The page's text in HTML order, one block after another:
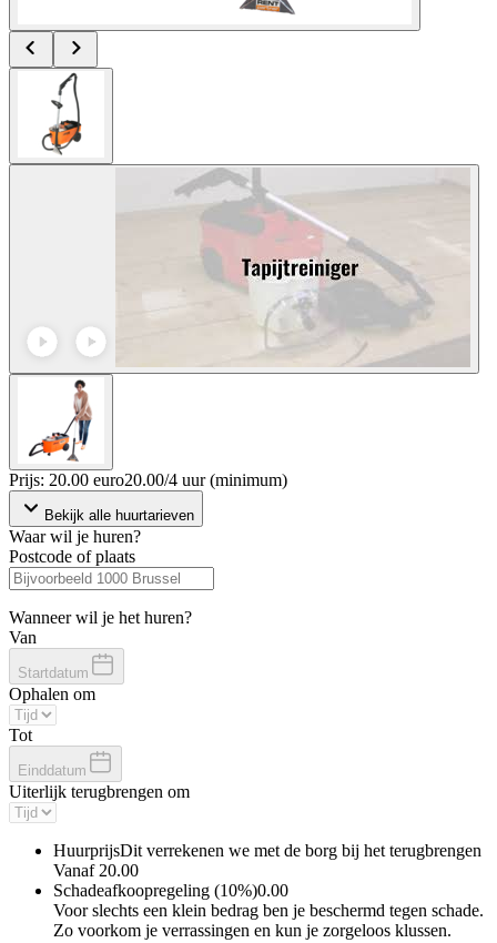
Prijs: 20.00 euro20.00/4 uur (minimum)
Bekijk alle huurtarieven
Waar wil je huren?
Postcode of plaats
Wanneer wil je het huren?
Van
Startdatum
Ophalen om
Tot
Einddatum
Uiterlijk terugbrengen om
HuurprijsDit verrekenen we met de borg bij het terugbrengen
Vanaf 20.00
Schadeafkoopregeling (10%)0.00
Voor slechts een klein bedrag ben je beschermd tegen schade.
Zo voorkom je verrassingen en kun je zorgeloos klussen.